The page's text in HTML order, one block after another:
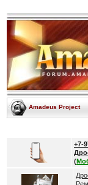
Amadeus Project
+7-
(